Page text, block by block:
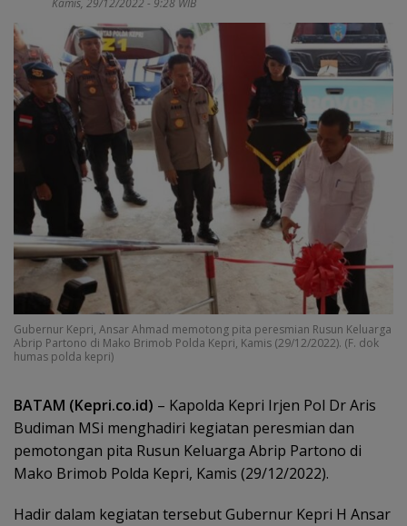
Kamis, 29/12/2022 - 9:28 WIB
Gubernur Kepri, Ansar Ahmad memotong pita peresmian Rusun Keluarga
Abrip Partono di Mako Brimob Polda Kepri, Kamis (29/12/2022). (F. dok
humas polda kepri)
BATAM (Kepri.co.id) – Kapolda Kepri Irjen Pol Dr Aris
Budiman MSi menghadiri kegiatan peresmian dan
pemotongan pita Rusun Keluarga Abrip Partono di
Mako Brimob Polda Kepri, Kamis (29/12/2022).
Hadir dalam kegiatan tersebut Gubernur Kepri H Ansar